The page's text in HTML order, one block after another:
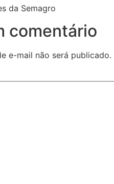
da Semagro
comentário
e-mail não será publicado.